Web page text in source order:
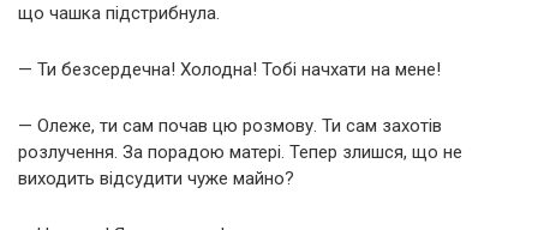
що чашка підстрибнула.
— Ти безсердечна! Холодна! Тобі начхати на мене!
— Олеже, ти сам почав цю розмову. Ти сам захотів
розлучення. За порадою матері. Тепер злишся, що не
виходить відсудити чуже майно?